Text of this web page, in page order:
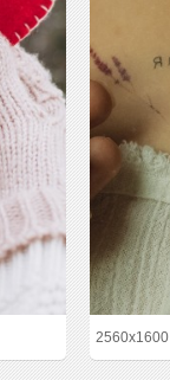
2560x1600